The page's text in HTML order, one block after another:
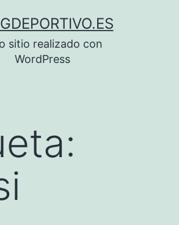
sitio realizado con
WordPress